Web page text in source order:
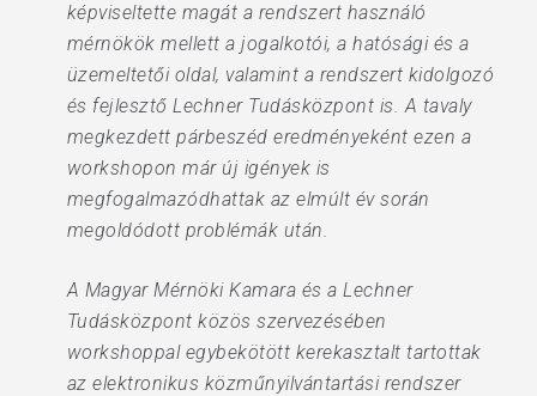
képviseltette magát a rendszert használó
mérnökök mellett a jogalkotói, a hatósági és a
üzemeltetői oldal, valamint a rendszert kidolgozó
és fejlesztő Lechner Tudásközpont is. A tavaly
megkezdett párbeszéd eredményeként ezen a
workshopon már új igények is
megfogalmazódhattak az elmúlt év során
megoldódott problémák után.
A Magyar Mérnöki Kamara és a Lechner
Tudásközpont közös szervezésében
workshoppal egybekötött kerekasztalt tartottak
az elektronikus közműnyilvántartási rendszer